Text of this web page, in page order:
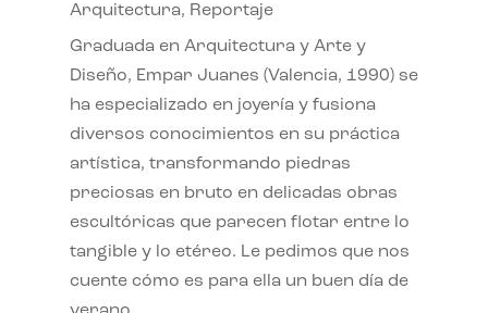
Arquitectura, Reportaje
Graduada en Arquitectura y Arte y
Diseño, Empar Juanes (Valencia, 1990) se
ha especializado en joyería y fusiona
diversos conocimientos en su práctica
artística, transformando piedras
preciosas en bruto en delicadas obras
escultóricas que parecen flotar entre lo
tangible y lo etéreo. Le pedimos que nos
cuente cómo es para ella un buen día de